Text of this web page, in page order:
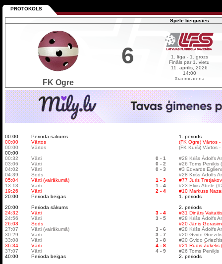
PROTOKOLS
Spēle beigusies
FK Ogre
6
1. līga - 1. grozs
Fināls par 1. vietu
11. aprīlis, 2026
14:00
Xiaomi arēna
00:00 Perioda sākums
1. periods
00:00
Vārtos
(FK Ogre) Vārtos
00:00
Vārtos
(FK Kurši) Vārtos
00:00
00:32
Vārti 0 - 1
#28 Krišs Ādolfs
03:06
Vārti 0 - 2
#26 Toms Peniķis
04:02
Vārti 0 - 3
#3 Edvards
04:39
Sods
#28 Krišs Ādolfs
05:04
Vārti (vairākumā) 1 - 3
#77 Juris
13:13
Vārti 1 - 4
#23 Elvis Ābele
19:26
Vārti 2 - 4
#10 Markuss
20:00
Perioda beigas
1. periods
20:00
Perioda sākums
2. periods
24:32
Vārti 3 - 4
#31 Dinārs
24:56
Vārti 3 - 5
#28 Krišs Ādolfs
26:08
Sods
#20 Jānis
27:07
Vārti (vairākumā) 3 - 6
#28 Krišs Ādolfs
30:29
Vārti 3 - 7
#20 Gvido
33:08
Vārti 3 - 8
#20 Gvido
36:34
Vārti 4 - 8
#21 Rūdis Žukelis
37:07
Vārti 4 - 9
#26 Toms Peniķis
40:00
Perioda beigas
2. periods